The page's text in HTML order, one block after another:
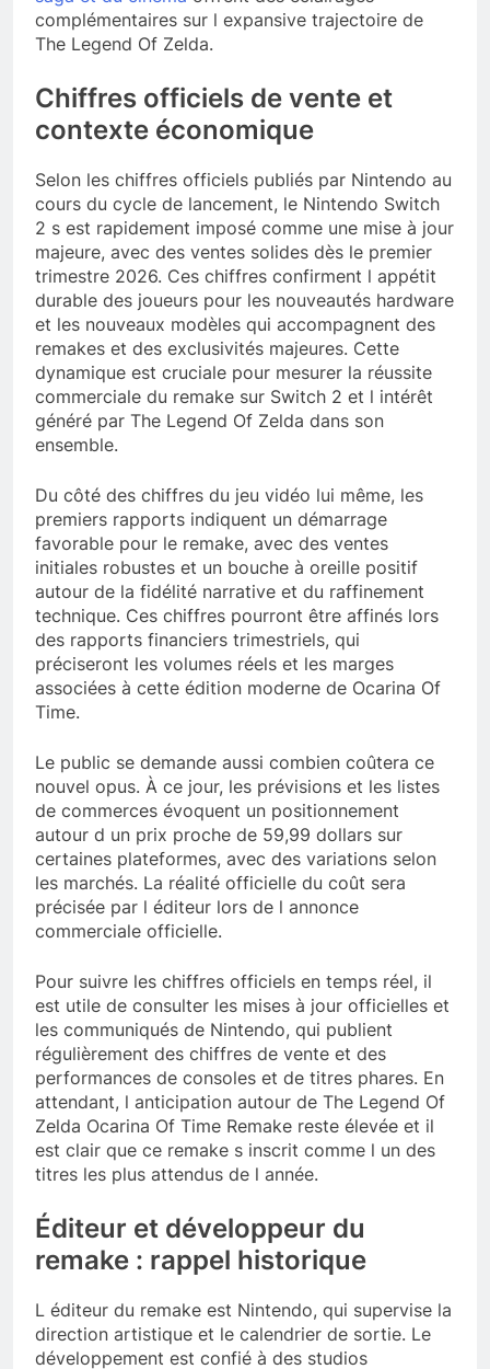
complémentaires sur l expansive trajectoire de
The Legend Of Zelda.
Chiffres officiels de vente et
contexte économique
Selon les chiffres officiels publiés par Nintendo au
cours du cycle de lancement, le Nintendo Switch
2 s est rapidement imposé comme une mise à jour
majeure, avec des ventes solides dès le premier
trimestre 2026. Ces chiffres confirment l appétit
durable des joueurs pour les nouveautés hardware
et les nouveaux modèles qui accompagnent des
remakes et des exclusivités majeures. Cette
dynamique est cruciale pour mesurer la réussite
commerciale du remake sur Switch 2 et l intérêt
généré par The Legend Of Zelda dans son
ensemble.
Du côté des chiffres du jeu vidéo lui même, les
premiers rapports indiquent un démarrage
favorable pour le remake, avec des ventes
initiales robustes et un bouche à oreille positif
autour de la fidélité narrative et du raffinement
technique. Ces chiffres pourront être affinés lors
des rapports financiers trimestriels, qui
préciseront les volumes réels et les marges
associées à cette édition moderne de Ocarina Of
Time.
Le public se demande aussi combien coûtera ce
nouvel opus. À ce jour, les prévisions et les listes
de commerces évoquent un positionnement
autour d un prix proche de 59,99 dollars sur
certaines plateformes, avec des variations selon
les marchés. La réalité officielle du coût sera
précisée par l éditeur lors de l annonce
commerciale officielle.
Pour suivre les chiffres officiels en temps réel, il
est utile de consulter les mises à jour officielles et
les communiqués de Nintendo, qui publient
régulièrement des chiffres de vente et des
performances de consoles et de titres phares. En
attendant, l anticipation autour de The Legend Of
Zelda Ocarina Of Time Remake reste élevée et il
est clair que ce remake s inscrit comme l un des
titres les plus attendus de l année.
Éditeur et développeur du
remake : rappel historique
L éditeur du remake est Nintendo, qui supervise la
direction artistique et le calendrier de sortie. Le
développement est confié à des studios